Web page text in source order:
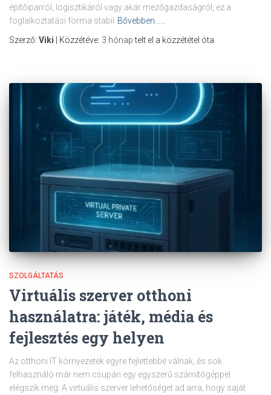
építőiparról, logisztikáról vagy akár mezőgazdaságról, ez a
foglalkoztatási forma stabil
Bővebben……
Szerző: Viki | Közzétéve: 3 hónaptelt el a közzététel óta
SZOLGÁLTATÁS
Virtuális szerver otthoni
használatra: játék, média és
fejlesztés egy helyen
Az otthoni IT környezetek egyre fejlettebbé válnak, és sok
felhasználó már nem csupán egy egyszerű számítógéppel
elégszik meg. A virtuális szerver lehetőséget ad arra, hogy saját